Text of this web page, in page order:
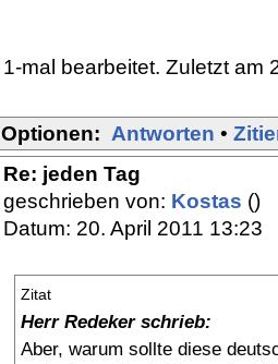
1-mal bearbeitet. Zuletzt am
Optionen: Antworten •
Re: jeden Tag
geschrieben von: Kostas ()
Datum: 20. April 2011 13:23
Zitat
Herr Redeker schrieb:
Aber, warum sollte diese